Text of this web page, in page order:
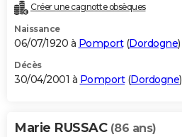
Créer une cagnotte obsèques
Naissance
06/07/1920 à Pomport(Dordogne)
Décès
30/04/2001 à Pomport(Dordogne)
Marie RUSSAC (86 ans)